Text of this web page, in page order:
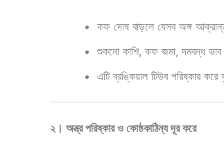
কফ দোষ বাড়লে যেসব অঙ্গ
শুকনো কাশি, কফ জমা, দমবন্ধ ভাব
এটি ব্রঙ্কিয়াল টিউব পরিষ্কার
২। অন্ত্র পরিষ্কার ও কোষ্ঠকাঠিন্য দূর করে